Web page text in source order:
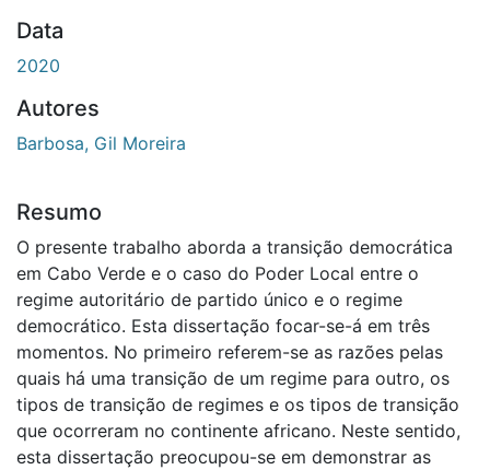
Data
2020
Autores
Barbosa, Gil Moreira
Resumo
O presente trabalho aborda a transição democrática
em Cabo Verde e o caso do Poder Local entre o
regime autoritário de partido único e o regime
democrático. Esta dissertação focar-se-á em três
momentos. No primeiro referem-se as razões pelas
quais há uma transição de um regime para outro, os
tipos de transição de regimes e os tipos de transição
que ocorreram no continente africano. Neste sentido,
esta dissertação preocupou-se em demonstrar as